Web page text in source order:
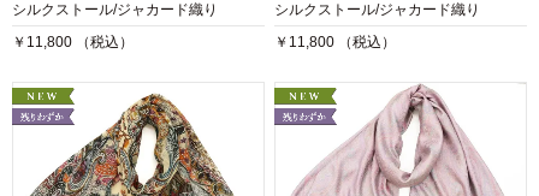
シルクストール/ジャカード織り
￥11,800 （税込）
シルクストール/ジャカード織り
￥11,800 （税込）